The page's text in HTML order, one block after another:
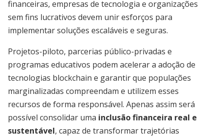
financeiras, empresas de tecnologia e organizações
sem fins lucrativos devem unir esforços para
implementar soluções escaláveis e seguras.
Projetos-piloto, parcerias público-privadas e
programas educativos podem acelerar a adoção de
tecnologias blockchain e garantir que populações
marginalizadas compreendam e utilizem esses
recursos de forma responsável. Apenas assim será
possível consolidar uma inclusão financeira real e
sustentável, capaz de transformar trajetórias